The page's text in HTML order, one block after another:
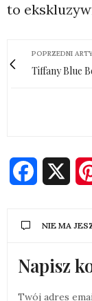
to
POPRZEDNI
Tiffany Blue
Facebook
NIE MA
Napisz
Twój adres